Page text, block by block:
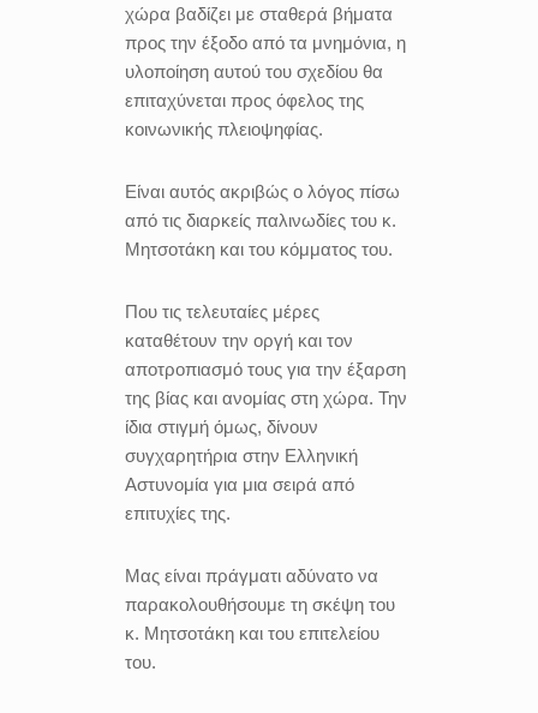
χώρα βαδίζει με σταθερά βήματα
προς την έξοδο από τα μνημόνια, η
υλοποίηση αυτού του σχεδίου θα
επιταχύνεται προς όφελος της
κοινωνικής πλειοψηφίας.
Είναι αυτός ακριβώς ο λόγος πίσω
από τις διαρκείς παλινωδίες του κ.
Μητσοτάκη και του κόμματος του.
Που τις τελευταίες μέρες
καταθέτουν την οργή και τον
αποτροπιασμό τους για την έξαρση
της βίας και ανομίας στη χώρα. Την
ίδια στιγμή όμως, δίνουν
συγχαρητήρια στην Ελληνική
Αστυνομία για μια σειρά από
επιτυχίες της.
Μας είναι πράγματι αδύνατο να
παρακολουθήσουμε τη σκέψη του
κ. Μητσοτάκη και του επιτελείου
του.